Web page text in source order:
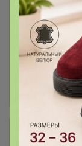
Для
ногтей
смеси)
паста